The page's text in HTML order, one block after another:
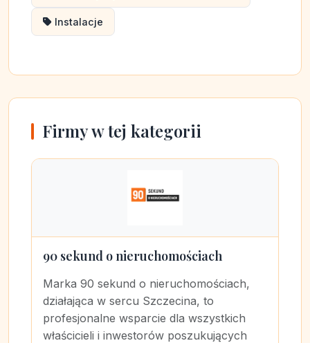
Instalacje
Firmy w tej kategorii
90 sekund o nieruchomościach
Marka 90 sekund o nieruchomościach,
działająca w sercu Szczecina, to
profesjonalne wsparcie dla wszystkich
właścicieli i inwestorów poszukujących